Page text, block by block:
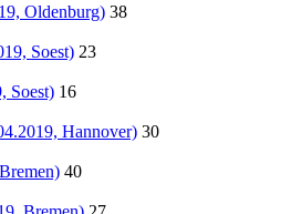
Oldenburg) 38
Soest) 23
Soest) 16
Hannover) 30
40